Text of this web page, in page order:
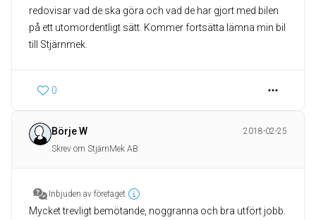
redovisar vad de ska göra och vad de har gjort med bilen
på ett utomordentligt sätt. Kommer fortsätta lämna min bil
till Stjärnmek.
0
Börje W
2018-02-25
Skrev om StjärnMek AB
Inbjuden av företaget
Mycket trevligt bemötande, noggranna och bra utfört jobb.